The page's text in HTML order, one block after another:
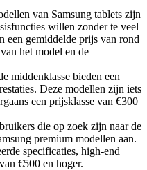
van Samsung tablets zijn
willen zonder te veel
een gemiddelde prijs van rond
het model en de
middenklasse bieden een
Deze modellen zijn iets
een prijsklasse van €300
die op zoek zijn naar de
premium modellen aan.
specificaties, high-end
€500 en hoger.